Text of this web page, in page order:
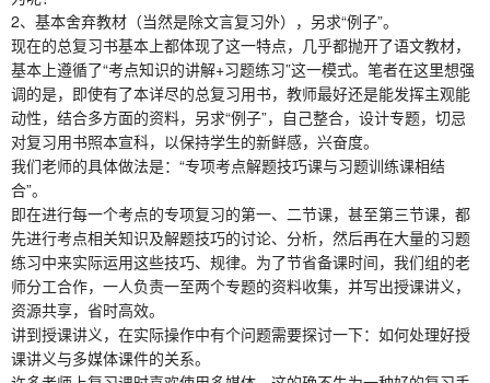
2、基本舍弃教材（当然是除文言复习外），另求“例子”。
现在的总复习书基本上都体现了这一特点，几乎都抛开了语文教材，
基本上遵循了“考点知识的讲解+习题练习”这一模式。笔者在这里想强
调的是，即使有了本详尽的总复习用书，教师最好还是能发挥主观能
动性，结合多方面的资料，另求“例子”，自己整合，设计专题，切忌
对复习用书照本宣科，以保持学生的新鲜感，兴奋度。
我们老师的具体做法是：“专项考点解题技巧课与习题训练课相结
合”。
即在进行每一个考点的专项复习的第一、二节课，甚至第三节课，都
先进行考点相关知识及解题技巧的讨论、分析，然后再在大量的习题
练习中来实际运用这些技巧、规律。为了节省备课时间，我们组的老
师分工合作，一人负责一至两个专题的资料收集，并写出授课讲义，
资源共享，省时高效。
讲到授课讲义，在实际操作中有个问题需要探讨一下：如何处理好授
课讲义与多媒体课件的关系。